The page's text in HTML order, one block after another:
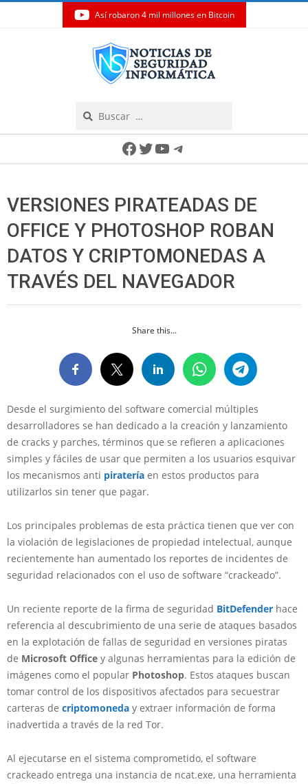
Así robaron 4 mil millones en Bitcoin
Facebook
Twitter
YouTube
Telegram
VERSIONES PIRATEADAS DE
OFFICE Y PHOTOSHOP ROBAN
DATOS Y CRIPTOMONEDAS A
TRAVÉS DEL NAVEGADOR
Share this...
Desde el surgimiento del software comercial múltiples
desarrolladores se han dedicado a la creación y lanzamiento
de cracks y parches, términos que se refieren a aplicaciones
simples y fáciles de usar que permiten a los usuarios esquivar
los mecanismos anti piratería en estos productos para
utilizarlos sin tener que pagar.
Los principales problemas de esta práctica tienen que ver con
la violación de legislaciones de propiedad intelectual, aunque
recientemente han aumentado los reportes de incidentes de
seguridad relacionados con el uso de software “crackeado”.
Un reciente reporte de la firma de seguridad BitDefender hace
referencia al descubrimiento de una serie de ataques basados
en la explotación de fallas de seguridad en versiones piratas
de Microsoft Office y algunas herramientas para la edición de
imágenes como el popular Photoshop. Estos ataques buscan
tomar control de los dispositivos afectados para secuestrar
carteras de criptomoneda y extraer información de forma
inadvertida a través de la red Tor.
Al ejecutarse en el sistema comprometido, el software
crackeado entrega una instancia de ncat.exe, una herramienta